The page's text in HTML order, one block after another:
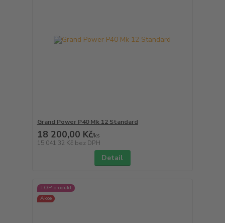
Grand Power P40 Mk 12 Standard
18 200,00 Kč/ks
15 041,32 Kč bez DPH
Detail
TOP produkt
Akce